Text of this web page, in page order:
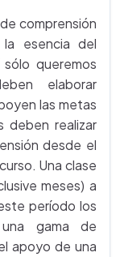
comprensión
esencia del
queremos
elaborar
las metas
deben realizar
desde el
Una clase
meses) a
período los
gama de
apoyo de una